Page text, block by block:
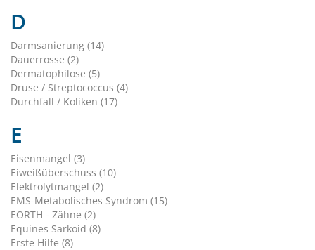
D
Darmsanierung (14)
Dauerrosse (2)
Dermatophilose (5)
Druse / Streptococcus (4)
Durchfall / Koliken (17)
E
Eisenmangel (3)
Eiweißüberschuss (10)
Elektrolytmangel (2)
EMS-Metabolisches Syndrom (15)
EORTH - Zähne (2)
Equines Sarkoid (8)
Erste Hilfe (8)